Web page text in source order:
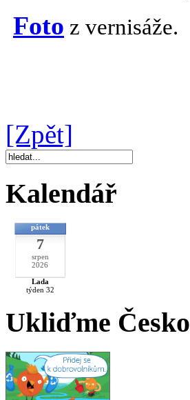
Foto z vernisáže.
[Zpět]
Kalendář
pátek
7
srpen
2026
Lada
týden 32
Ukliďme Česko